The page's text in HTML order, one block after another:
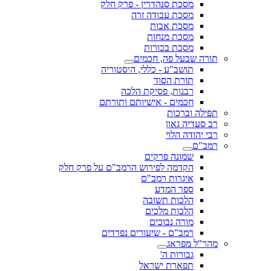
מסכת סנהדרין - פרק חלק
מסכת עבודה זרה
מסכת אבות
מסכת מנחות
מסכת בכורות
תורה שבעל פה, חכמים
תושב"ע - כללי, היסטוריה
תורת הסוד
רבנות, פסיקת הלכה
חכמים - אישיותם ותורתם
תפילה וברכות
רב סעדיה גאון
רבי יהודה הלוי
רמב"ם
שמונה פרקים
הקדמה לפירוש הרמב"ם על פרק חלק
איגרות רמב"ם
ספר המדע
הלכות תשובה
הלכות מלכים
מורה נבוכים
רמב"ם - שיעורים נפרדים
מהר"ל מפראג
גבורות ה'
תפארת ישראל